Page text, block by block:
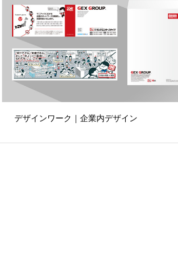
デザインワーク｜企業内デザイン